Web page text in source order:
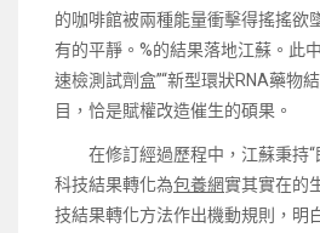
的咖啡館被兩種能量衝擊得搖搖欲
有的平靜。%的結果落地江蘇。此
速檢測試劑盒”“新型環狀RNA藥物
目，恰是賦權改造催生的碩果。
在修訂經過歷程中，江蘇秉持
科技結果轉化為包養網實其實在的
技結果轉化方法作出機動規則，明